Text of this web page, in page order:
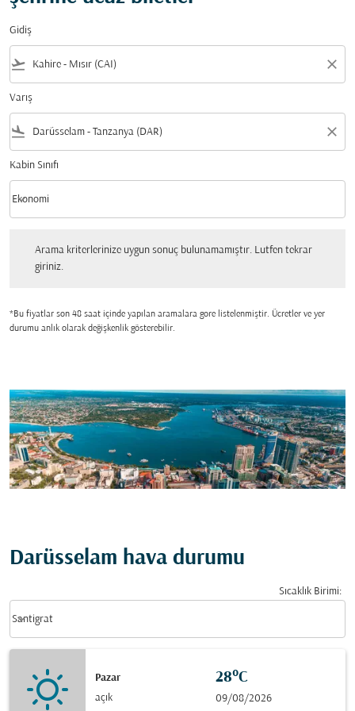
Gidiş
flight_takeoff close
Varış
flight_land close
Kabin Sınıfı
Kabin Sınıfı option Ekonomi Selected
Ekonomi
keyboard_arrow_down
Arama kriterlerinize uygun sonuç bulunamamıştır. Lutfen tekrar
giriniz.
*Bu fiyatlar son 48 saat içinde yapılan aramalara gore listelenmiştir. Ücretler ve yer
durumu anlık olarak değişkenlik gösterebilir.
Darüsselam hava durumu
Sıcaklık Birimi:
Santigrat
keyboard_arrow_down
Pazar
açık
28°C
09/08/2026